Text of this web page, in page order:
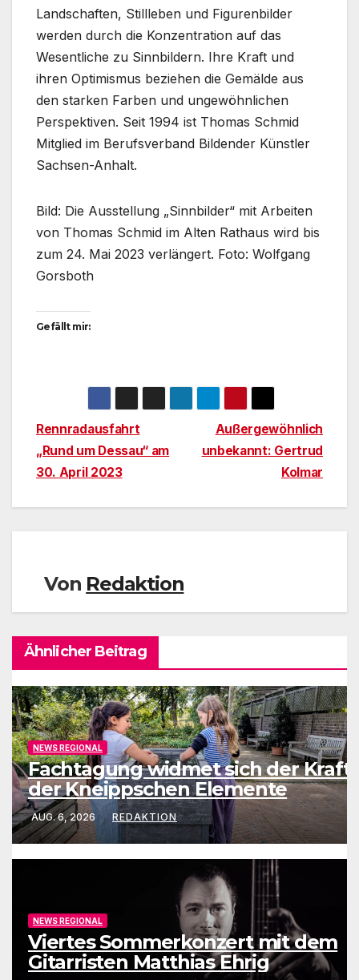
Landschaften, Stillleben und Figurenbilder
werden durch die Konzentration auf das
Wesentliche zu Sinnbildern. Ihre Kraft und
ihren Optimismus beziehen die Gemälde aus
den starken Farben und ungewöhnlichen
Perspektiven. Seit 1994 ist Thomas Schmid
Mitglied im Berufsverband Bildender Künstler
Sachsen-Anhalt.
Bild: Die Ausstellung „Sinnbilder“ mit Arbeiten
von Thomas Schmid im Alten Rathaus wird bis
zum 24. Mai 2023 verlängert. Foto: Wolfgang
Gorsboth
Gefällt mir:
BeitragsnavigationAußergewöhnlich
unbekannt: Gertrud
Kolmar
Rennradausfahrt
„Rund um Dessau“ am
30. April 2023
Von Redaktion
Ähnlicher Beitrag
NEWS REGIONAL
Fachtagung widmet sich der Kraft
der Kneippschen Elemente
AUG. 6, 2026 REDAKTION
NEWS REGIONAL
Viertes Sommerkonzert mit dem
Gitarristen Matthias Ehrig